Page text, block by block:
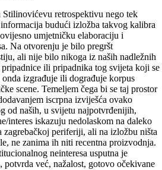
retrospektivu nego tek
budući izložba takvog kalibra
umjetničku elaboraciju i
Na otvorenju je bilo pregršt
ali nije bilo nikoga iz naših nadležnih
ili pripadnika tog svijeta koji se
izgrađuje ili dograđuje korpus
scene. Temeljem čega bi se taj prostor
iscrpna izviješća ovako
od naših, u svijetu najpotvrđenijih,
interes iskazuju nedolaskom na daleko
periferiji, ali na izložbu ništa
ne zanima ih niti recentna proizvodnja.
neinteresa usputna je
već, nažalost, gotovo očekivane